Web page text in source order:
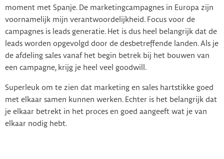
moment met Spanje. De marketingcampagnes in Europa zijn
voornamelijk mijn verantwoordelijkheid. Focus voor de
campagnes is leads generatie. Het is dus heel belangrijk dat de
leads worden opgevolgd door de desbetreffende landen. Als je
de afdeling sales vanaf het begin betrek bij het bouwen van
een campagne, krijg je heel veel goodwill.
Superleuk om te zien dat marketing en sales hartstikke goed
met elkaar samen kunnen werken. Echter is het belangrijk dat
je elkaar betrekt in het proces en goed aangeeft wat je van
elkaar nodig hebt.